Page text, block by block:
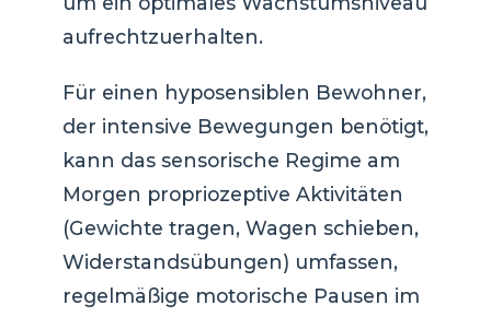
aufrechtzuerhalten.
Für einen hyposensiblen Bewohner,
der intensive Bewegungen benötigt,
kann das sensorische Regime am
Morgen propriozeptive Aktivitäten
(Gewichte tragen, Wagen schieben,
Widerstandsübungen) umfassen,
regelmäßige motorische Pausen im